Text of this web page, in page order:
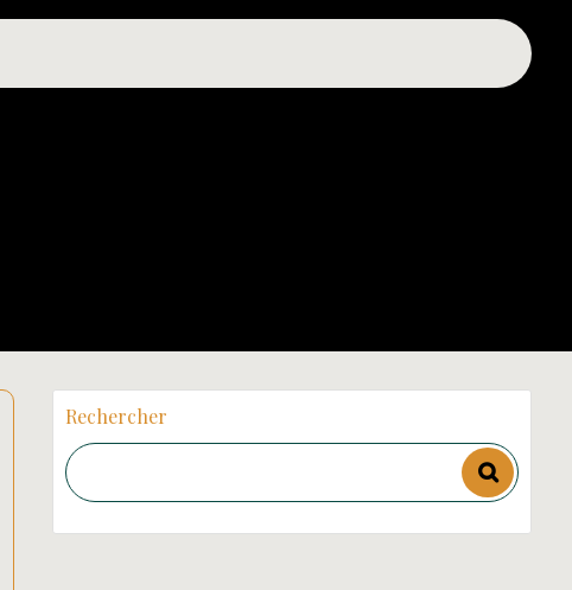
Rechercher